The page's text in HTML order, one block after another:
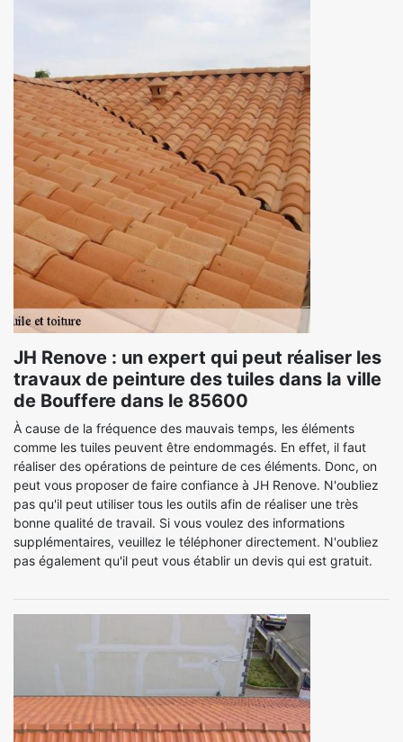
JH Renove : un expert qui peut réaliser les
travaux de peinture des tuiles dans la ville
de Bouffere dans le 85600
À cause de la fréquence des mauvais temps, les éléments
comme les tuiles peuvent être endommagés. En effet, il faut
réaliser des opérations de peinture de ces éléments. Donc, on
peut vous proposer de faire confiance à JH Renove. N'oubliez
pas qu'il peut utiliser tous les outils afin de réaliser une très
bonne qualité de travail. Si vous voulez des informations
supplémentaires, veuillez le téléphoner directement. N'oubliez
pas également qu'il peut vous établir un devis qui est gratuit.